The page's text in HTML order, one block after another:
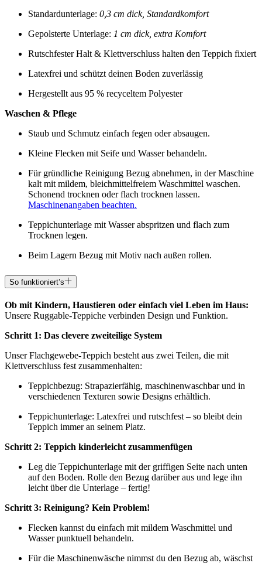
Standardunterlage: 0,3 cm dick, Standardkomfort
Gepolsterte Unterlage: 1 cm dick, extra Komfort
Rutschfester Halt & Klettverschluss halten den Teppich fixiert
Latexfrei und schützt deinen Boden zuverlässig
Hergestellt aus 95 % recyceltem Polyester
Waschen & Pflege
Staub und Schmutz einfach fegen oder absaugen.
Kleine Flecken mit Seife und Wasser behandeln.
Für gründliche Reinigung Bezug abnehmen, in der Maschine
kalt mit mildem, bleichmittelfreiem Waschmittel waschen.
Schonend trocknen oder flach trocknen lassen.
Maschinenangaben beachten.
Teppichunterlage mit Wasser abspritzen und flach zum
Trocknen legen.
Beim Lagern Bezug mit Motiv nach außen rollen.
So funktioniert’s
Ob mit Kindern, Haustieren oder einfach viel Leben im Haus:
Unsere Ruggable-Teppiche verbinden Design und Funktion.
Schritt 1: Das clevere zweiteilige System
Unser Flachgewebe-Teppich besteht aus zwei Teilen, die mit
Klettverschluss fest zusammenhalten:
Teppichbezug: Strapazierfähig, maschinenwaschbar und in
verschiedenen Texturen sowie Designs erhältlich.
Teppichunterlage: Latexfrei und rutschfest – so bleibt dein
Teppich immer an seinem Platz.
Schritt 2: Teppich kinderleicht zusammenfügen
Leg die Teppichunterlage mit der griffigen Seite nach unten
auf den Boden. Rolle den Bezug darüber aus und lege ihn
leicht über die Unterlage – fertig!
Schritt 3: Reinigung? Kein Problem!
Flecken kannst du einfach mit mildem Waschmittel und
Wasser punktuell behandeln.
Für die Maschinenwäsche nimmst du den Bezug ab, wäschst